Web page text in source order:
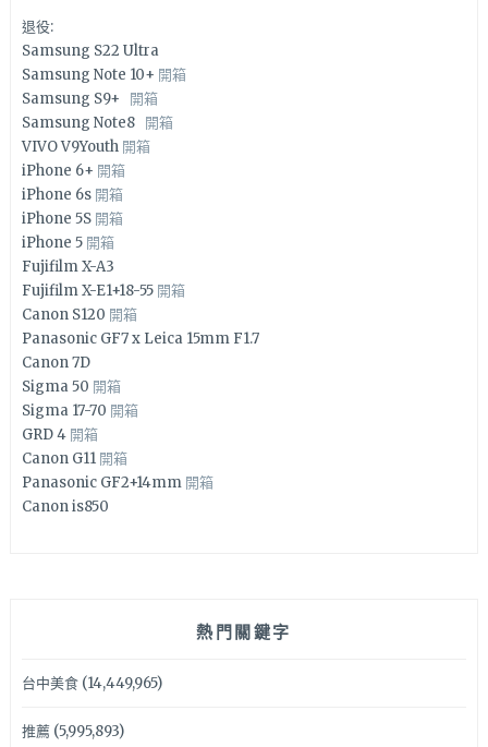
退役:
Samsung S22 Ultra
Samsung Note 10+ 開箱
Samsung S9+ 開箱
Samsung Note8 開箱
VIVO V9Youth 開箱
iPhone 6+ 開箱
iPhone 6s 開箱
iPhone 5S 開箱
iPhone 5 開箱
Fujifilm X-A3
Fujifilm X-E1+18-55 開箱
Canon S120 開箱
Panasonic GF7 x Leica 15mm F1.7
Canon 7D
Sigma 50 開箱
Sigma 17-70 開箱
GRD 4 開箱
Canon G11 開箱
Panasonic GF2+14mm 開箱
Canon is850
熱門關鍵字
台中美食(14,449,965)
推薦(5,995,893)